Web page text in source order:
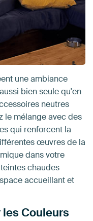
une ambiance
bien seule qu'en
neutres
le mélange avec des
qui renforcent la
œuvres de la
dans votre
chaudes
accueillant et
Couleurs